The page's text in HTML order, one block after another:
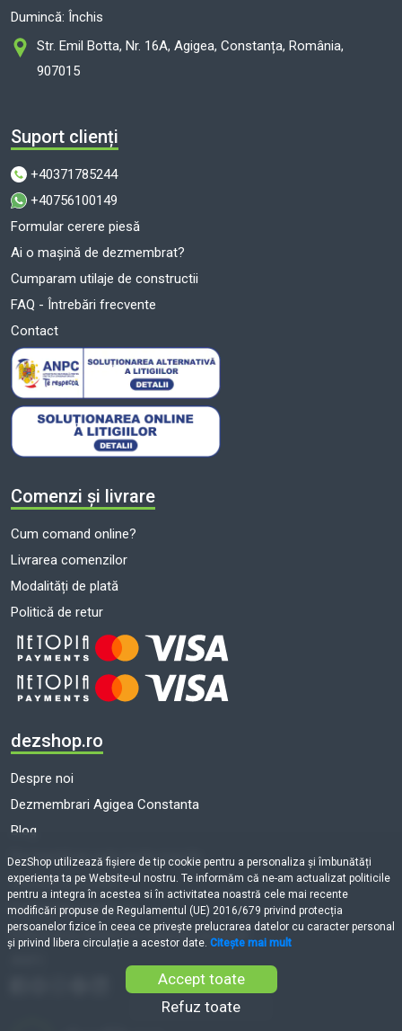
Dumincă: Închis
Str. Emil Botta, Nr. 16A, Agigea, Constanța, România,
907015
Suport clienți
+40371785244
+40756100149
Formular cerere piesă
Ai o mașină de dezmembrat?
Cumparam utilaje de constructii
FAQ - Întrebări frecvente
Contact
Comenzi și livrare
Cum comand online?
Livrarea comenzilor
Modalități de plată
Politică de retur
dezshop.ro
Despre noi
Dezmembrari Agigea Constanta
Blog
Dezmembrari auto toate marcile
Termeni și condiții
Politică de cookie-uri
Prelucrarea datelor cu caracter personal
DezShop utilizează fişiere de tip cookie pentru a personaliza și îmbunătăți
experiența ta pe Website-ul nostru. Te informăm că ne-am actualizat politicile
pentru a integra în acestea si în activitatea noastră cele mai recente
modificări propuse de Regulamentul (UE) 2016/679 privind protecția
persoanelor fizice în ceea ce privește prelucrarea datelor cu caracter personal
și privind libera circulație a acestor date. Citește mai mult
Accept toate
Refuz toate